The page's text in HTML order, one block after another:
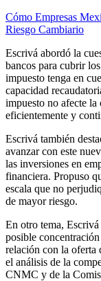
Cómo Empresas
Riesgo Cambiario
Escrivá abordó la
bancos para cubrir
impuesto tenga en
capacidad
impuesto no afecte la
eficientemente y
Escrivá también
avanzar con este
las inversiones en
financiera. Propuso
escala que no
de mayor riesgo.
En otro tema,
posible
relación con la
el análisis de la
CNMC y de la